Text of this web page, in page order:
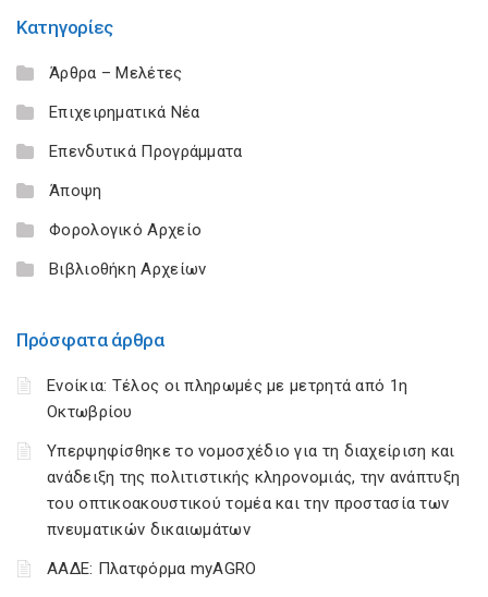
Κατηγορίες
Άρθρα – Μελέτες
Επιχειρηματικά Νέα
Επενδυτικά Προγράμματα
Άποψη
Φορολογικό Αρχείο
Βιβλιοθήκη Αρχείων
Πρόσφατα άρθρα
Ενοίκια: Τέλος οι πληρωμές με μετρητά από 1η
Οκτωβρίου
Υπερψηφίσθηκε το νομοσχέδιο για τη διαχείριση και
ανάδειξη της πολιτιστικής κληρονομιάς, την ανάπτυξη
του οπτικοακουστικού τομέα και την προστασία των
πνευματικών δικαιωμάτων
ΑΑΔΕ: Πλατφόρμα myAGRO